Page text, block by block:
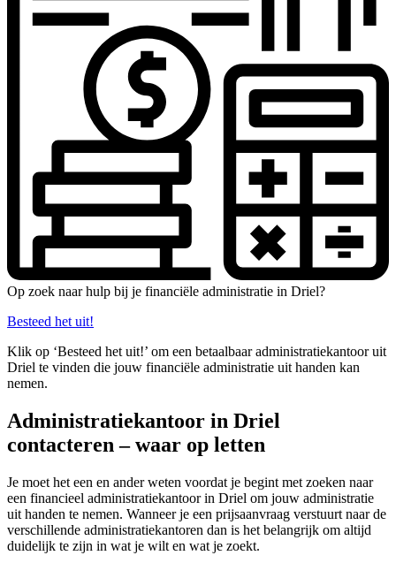
Op zoek naar hulp bij je financiële administratie in Driel?
Besteed het uit!
Klik op ‘Besteed het uit!’ om een betaalbaar administratiekantoor uit
Driel te vinden die jouw financiële administratie uit handen kan
nemen.
Administratiekantoor in Driel
contacteren – waar op letten
Je moet het een en ander weten voordat je begint met zoeken naar
een financieel administratiekantoor in Driel om jouw administratie
uit handen te nemen. Wanneer je een prijsaanvraag verstuurt naar de
verschillende administratiekantoren dan is het belangrijk om altijd
duidelijk te zijn in wat je wilt en wat je zoekt.